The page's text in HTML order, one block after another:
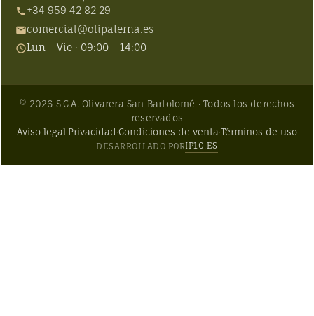
+34 959 42 82 29
comercial@olipaterna.es
Lun – Vie · 09:00 – 14:00
© 2026 S.C.A. Olivarera San Bartolomé · Todos los derechos
reservados
Aviso legal·Privacidad·Condiciones de venta·Términos de uso
DESARROLLADO PORIP10.ES